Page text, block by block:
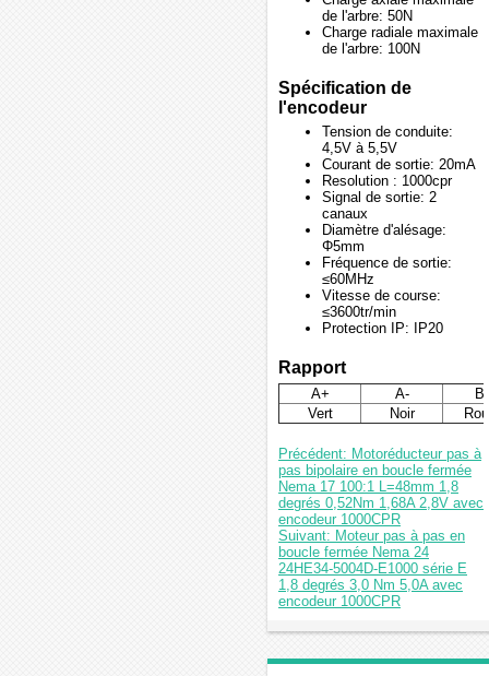
de l'arbre: 50N
Charge radiale maximale
de l'arbre: 100N
Spécification de
l'encodeur
Tension de conduite:
4,5V à 5,5V
Courant de sortie: 20mA
Resolution : 1000cpr
Signal de sortie: 2
canaux
Diamètre d'alésage:
Φ5mm
Fréquence de sortie:
≤60MHz
Vitesse de course:
≤3600tr/min
Protection IP: IP20
Rapport
A+ A-
Vert
Noir
Précédent: Motoréducteur pas à
pas bipolaire en boucle fermée
Nema 17 100:1 L=48mm 1,8
degrés 0,52Nm 1,68A 2,8V avec
encodeur 1000CPR
Suivant: Moteur pas à pas en
boucle fermée Nema 24
24HE34-5004D-E1000 série E
1,8 degrés 3,0 Nm 5,0A avec
encodeur 1000CPR